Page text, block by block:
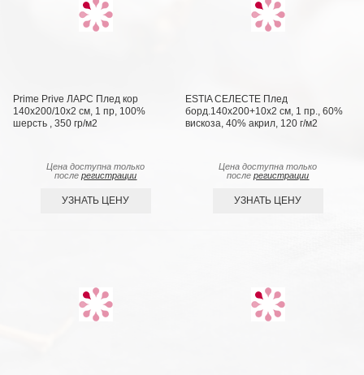
Prime Prive ЛАРС Плед кор
140х200/10х2 см, 1 пр, 100%
шерсть , 350 гр/м2
Цена доступна только
послерегистрации
УЗНАТЬ ЦЕНУ
ESTIA СЕЛЕСТЕ Плед
борд.140х200+10х2 см, 1 пр., 60%
вискоза, 40% акрил, 120 г/м2
Цена доступна только
послерегистрации
УЗНАТЬ ЦЕНУ